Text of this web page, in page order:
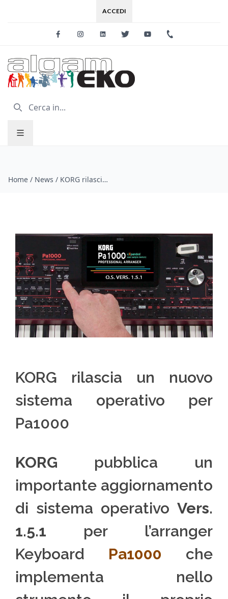
ACCEDI
FacebookInstagramLinkedinTwitter Youtube
Home / News / KORG rilascia un nuovo sistema operativo per Pa1000
KORG rilascia un nuovo
sistema operativo per
Pa1000
KORG pubblica un
importante aggiornamento
di sistema operativo Vers.
1.5.1 per l’arranger
Keyboard Pa1000 che
implementa nello